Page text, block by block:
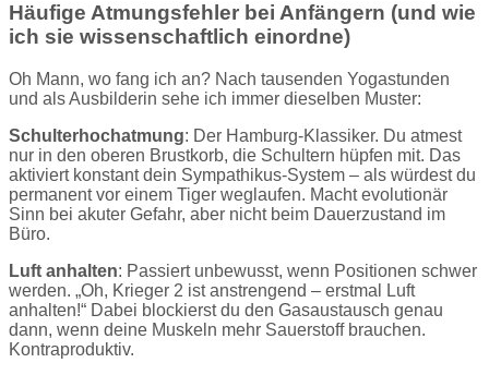
Häufige Atmungsfehler bei Anfängern (und wie
ich sie wissenschaftlich einordne)
Oh Mann, wo fang ich an? Nach tausenden Yogastunden
und als Ausbilderin sehe ich immer dieselben Muster:
Schulterhochatmung: Der Hamburg-Klassiker. Du atmest
nur in den oberen Brustkorb, die Schultern hüpfen mit. Das
aktiviert konstant dein Sympathikus-System – als würdest du
permanent vor einem Tiger weglaufen. Macht evolutionär
Sinn bei akuter Gefahr, aber nicht beim Dauerzustand im
Büro.
Luft anhalten: Passiert unbewusst, wenn Positionen schwer
werden. „Oh, Krieger 2 ist anstrengend – erstmal Luft
anhalten!“ Dabei blockierst du den Gasaustausch genau
dann, wenn deine Muskeln mehr Sauerstoff brauchen.
Kontraproduktiv.